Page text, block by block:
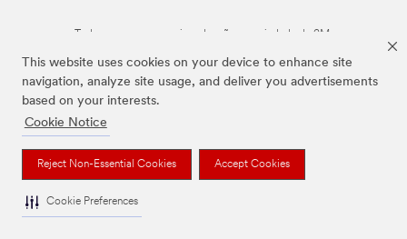
This website uses cookies on your device to enhance site
navigation, analyze site usage, and deliver you advertisements
based on your interests.
Cookie Notice
Reject Non-Essential Cookies Accept Cookies
Cookie Preferences
Todas as marcas mencionadas são propriedade da 3M.